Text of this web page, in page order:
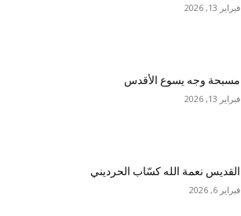
فبراير 13, 2026
مسبحة وجه يسوع الأقدس
فبراير 13, 2026
القديس نعمة الله كسّاب الحرديني
فبراير 6, 2026